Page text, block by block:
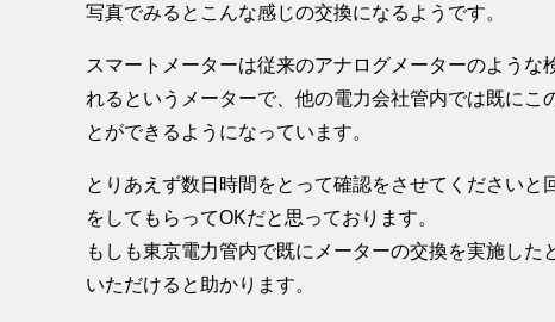
写真でみるとこんな感じの交換になるようです。
スマートメーターは従来のアナログメーターのような
れるというメーターで、他の電力会社管内では既に
とができるようになっています。
とりあえず数日時間をとって確認をさせてください
をしてもらってOKだと思っております。
もしも東京電力管内で既にメーターの交換を実施し
いただけると助かります。